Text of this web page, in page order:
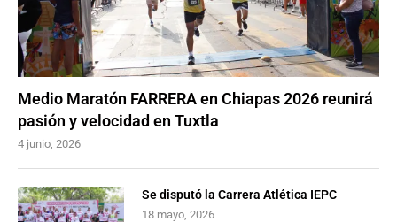
Medio Maratón FARRERA en Chiapas 2026 reunirá
pasión y velocidad en Tuxtla
4 junio, 2026
Se disputó la Carrera Atlética IEPC
18 mayo, 2026